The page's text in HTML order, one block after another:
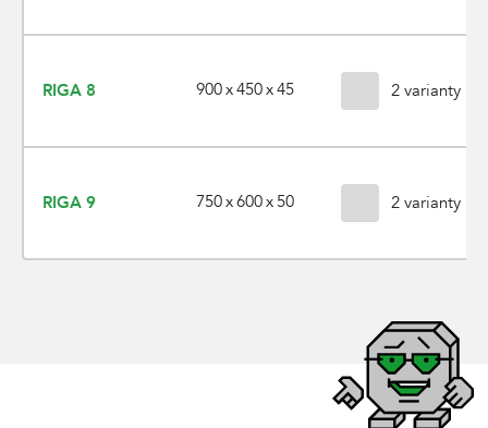
RIGA 8 900 x 450 x 45 2 varianty
RIGA 9 750 x 600 x 50 2 varianty